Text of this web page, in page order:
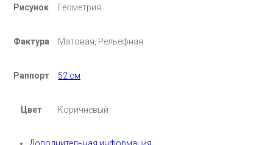
Рисунок Геометрия
Фактура Матовая, Рельефная
Раппорт 52 см
Цвет Коричневый
Дополнительная информация